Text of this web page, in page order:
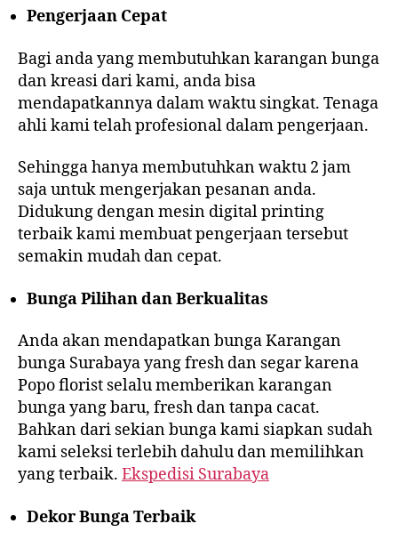
Pengerjaan Cepat
Bagi anda yang membutuhkan karangan bunga
dan kreasi dari kami, anda bisa
mendapatkannya dalam waktu singkat. Tenaga
ahli kami telah profesional dalam pengerjaan.
Sehingga hanya membutuhkan waktu 2 jam
saja untuk mengerjakan pesanan anda.
Didukung dengan mesin digital printing
terbaik kami membuat pengerjaan tersebut
semakin mudah dan cepat.
Bunga Pilihan dan Berkualitas
Anda akan mendapatkan bunga Karangan
bunga Surabaya yang fresh dan segar karena
Popo florist selalu memberikan karangan
bunga yang baru, fresh dan tanpa cacat.
Bahkan dari sekian bunga kami siapkan sudah
kami seleksi terlebih dahulu dan memilihkan
yang terbaik. Ekspedisi Surabaya
Dekor Bunga Terbaik